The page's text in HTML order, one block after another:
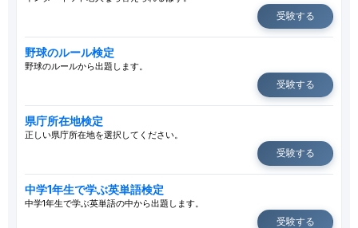
受験する
野球のルール検定
野球のルールから出題します。
受験する
県庁所在地検定
正しい県庁所在地を選択してください。
受験する
中学1年生で学ぶ英単語検定
中学1年生で学ぶ英単語の中から出題します。
受験する